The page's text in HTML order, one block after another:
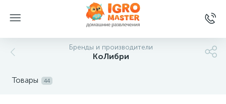
Бренды и производители
КоЛибри
Товары 44